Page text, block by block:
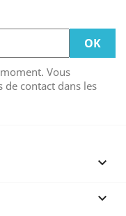
Vous
contact dans les

